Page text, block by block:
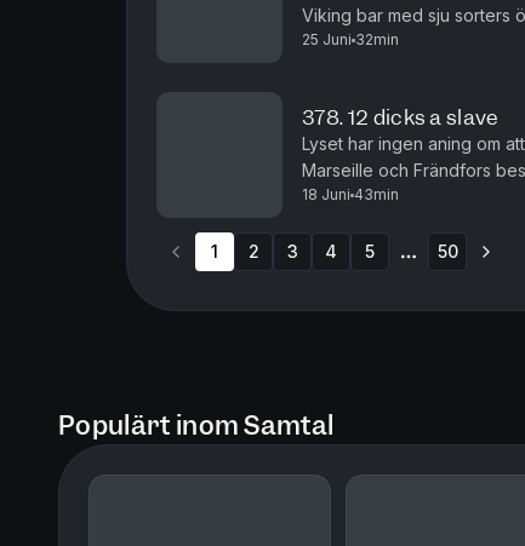
Viking bar med sju sorters
efter midsommar, såpass att
25 Juni 32min
378. 12 dicks a slave
Lyset har ingen aning om
Marseille och Frändfors
längs barerna på
18 Juni 43min
1 2 3 4 5 50
Populärt inom Samtal